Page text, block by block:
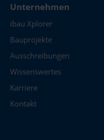
Unternehmen
ibau Xplorer
Bauprojekte
Ausschreibungen
Wissenswertes
Karriere
Kontakt